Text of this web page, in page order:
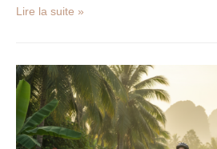
Lire la suite »
Premiers
tours
de
roue
: